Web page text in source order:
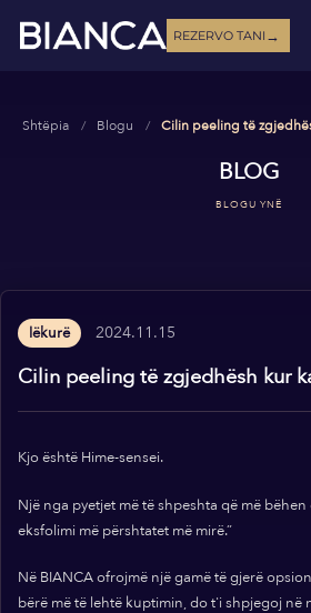
REZERVO TANI →
Shtëpia Blogu Cilin peeling të
BLOG
BLOGU YNË
lëkurë 2024.11.15
Cilin peeling të zgjedhësh kur
Kjo është Hime-sensei.
Një nga pyetjet më të shpeshta që më
eksfolimi më përshtatet më mirë.”
Në BIANCA ofrojmë një gamë të gjerë
bërë më të lehtë kuptimin, do t'i shpjegoj në